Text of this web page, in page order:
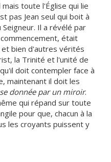
toute l'Église qui lie
pas Jean seul qui boit à
Il a révélé par
était
bien d'autres vérités
la Trinité et l'unité de
doit contempler face à
maintenant il doit les
donnée par un miroir.
qui répand sur toute
pour que, chacun à la
les croyants puissent y